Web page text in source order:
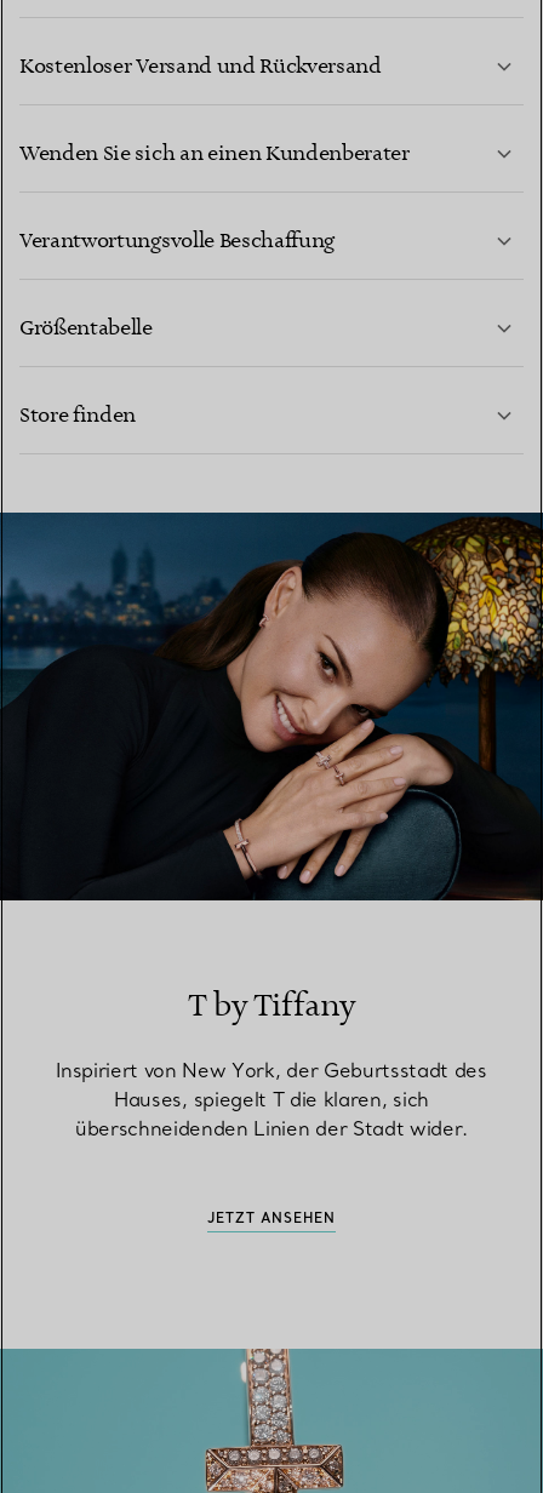
Kostenloser Versand und Rückversand
Wenden Sie sich an einen Kundenberater
Verantwortungsvolle Beschaffung
Größentabelle
Store finden
T by Tiffany
Inspiriert von New York, der Geburtsstadt des
Hauses, spiegelt T die klaren, sich
überschneidenden Linien der Stadt wider.
JETZT ANSEHEN